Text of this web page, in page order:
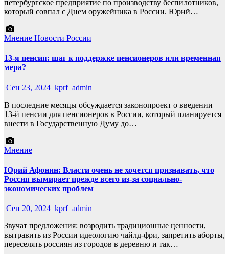
петербургское предприятие по производству беспилотников,
который совпал с Днем оружейника в России. Юрий…
Мнение Новости России
13-я пенсия: шаг к поддержке пенсионеров или временная
мера?
Сен 23, 2024 kprf_admin
В последние месяцы обсуждается законопроект о введении
13-й пенсии для пенсионеров в России, который планируется
внести в Государственную Думу до…
Мнение
Юрий Афонин: Власти очень не хочется признавать, что
Россия вымирает прежде всего из-за социально-
экономических проблем
Сен 20, 2024 kprf_admin
Звучат предложения: возродить традиционные ценности,
вытравить из России идеологию чайлд-фри, запретить аборты,
переселять россиян из городов в деревню и так…